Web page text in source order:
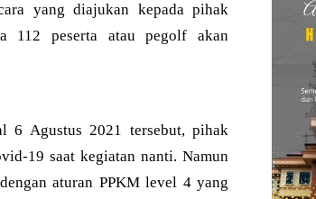
yang diajukan kepada pihak
112 peserta atau pegolf akan
6 Agustus 2021 tersebut, pihak
19 saat kegiatan nanti. Namun
aturan PPKM level 4 yang